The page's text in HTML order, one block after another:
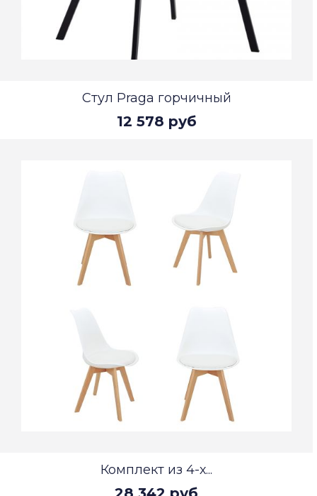
Стул Praga горчичный
12 578 руб
Комплект из 4-х...